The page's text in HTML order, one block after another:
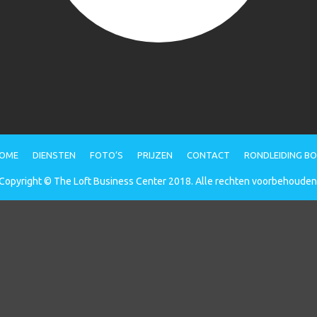
DIENSTEN FOTO’S PRIJZEN CONTACT RONDLEIDING
© The Loft Business Center 2018. Alle rechten